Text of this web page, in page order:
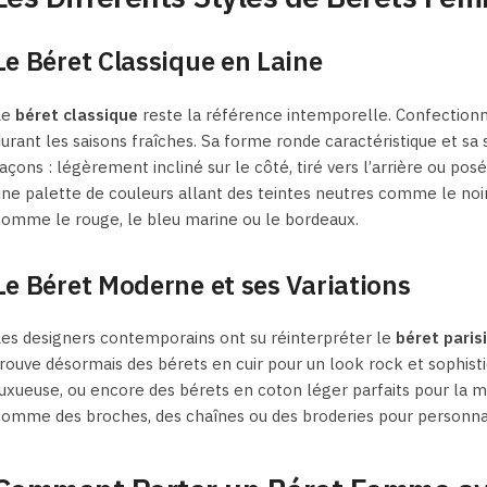
Béret Classique en Laine
béret classique reste la référence intemporelle.
les saisons fraîches. Sa forme ronde caractéristique et
: légèrement incliné sur le côté, tiré vers l’arrière ou
palette de couleurs allant des teintes neutres comme le
le rouge, le bleu marine ou le bordeaux.
Béret Moderne et ses Variations
designers contemporains ont su réinterpréter le béret
désormais des bérets en cuir pour un look rock et
ou encore des bérets en coton léger parfaits pour la
des broches, des chaînes ou des broderies pour